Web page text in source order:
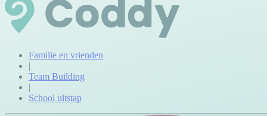
Familie en vrienden
|
Team Building
|
School uitstap